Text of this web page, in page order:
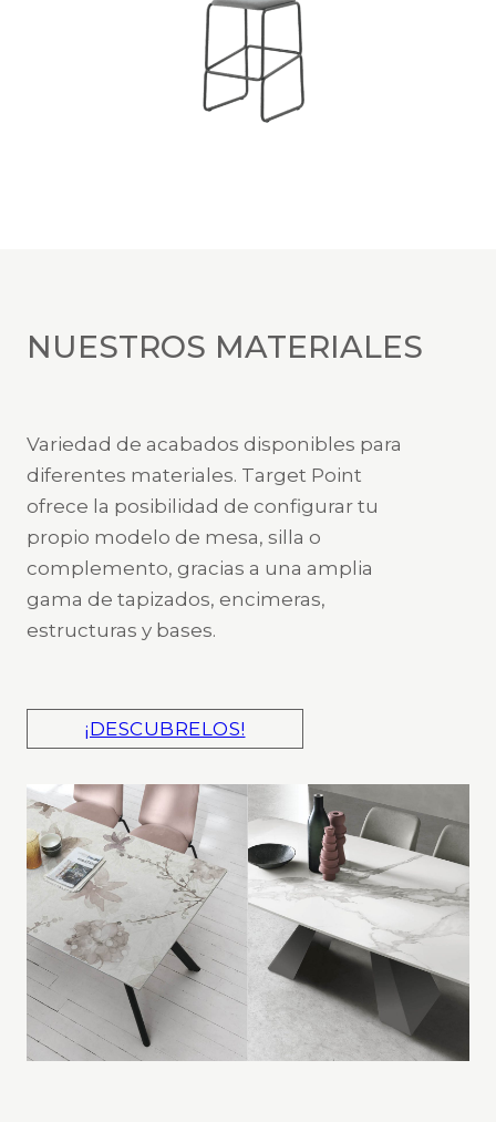
NUESTROS MATERIALES
Variedad de acabados disponibles para
diferentes materiales. Target Point
ofrece la posibilidad de configurar tu
propio modelo de mesa, silla o
complemento, gracias a una amplia
gama de tapizados, encimeras,
estructuras y bases.
¡DESCUBRELOS!